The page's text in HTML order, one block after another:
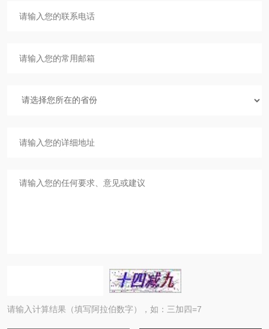
请输入计算结果（填写阿拉伯数字），如：三加四=7